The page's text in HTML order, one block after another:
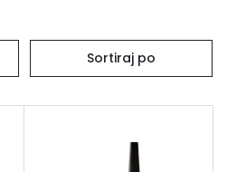
Sortiraj po